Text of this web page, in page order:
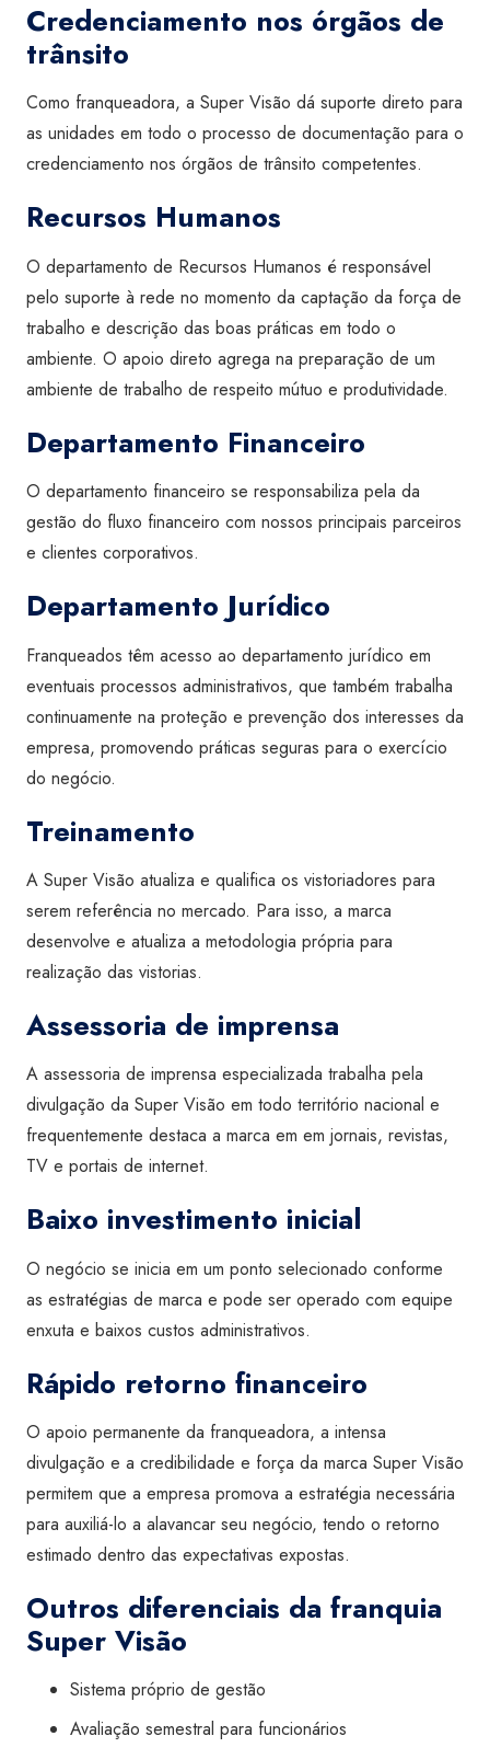
Credenciamento nos órgãos de
trânsito
Como franqueadora, a Super Visão dá suporte direto para
as unidades em todo o processo de documentação para o
credenciamento nos órgãos de trânsito competentes.
Recursos Humanos
O departamento de Recursos Humanos é responsável
pelo suporte à rede no momento da captação da força de
trabalho e descrição das boas práticas em todo o
ambiente. O apoio direto agrega na preparação de um
ambiente de trabalho de respeito mútuo e produtividade.
Departamento Financeiro
O departamento financeiro se responsabiliza pela da
gestão do fluxo financeiro com nossos principais parceiros
e clientes corporativos.
Departamento Jurídico
Franqueados têm acesso ao departamento jurídico em
eventuais processos administrativos, que também trabalha
continuamente na proteção e prevenção dos interesses da
empresa, promovendo práticas seguras para o exercício
do negócio.
Treinamento
A Super Visão atualiza e qualifica os vistoriadores para
serem referência no mercado. Para isso, a marca
desenvolve e atualiza a metodologia própria para
realização das vistorias.
Assessoria de imprensa
A assessoria de imprensa especializada trabalha pela
divulgação da Super Visão em todo território nacional e
frequentemente destaca a marca em em jornais, revistas,
TV e portais de internet.
Baixo investimento inicial
O negócio se inicia em um ponto selecionado conforme
as estratégias de marca e pode ser operado com equipe
enxuta e baixos custos administrativos.
Rápido retorno financeiro
O apoio permanente da franqueadora, a intensa
divulgação e a credibilidade e força da marca Super Visão
permitem que a empresa promova a estratégia necessária
para auxiliá-lo a alavancar seu negócio, tendo o retorno
estimado dentro das expectativas expostas.
Outros diferenciais da franquia
Super Visão
Sistema próprio de gestão
Avaliação semestral para funcionários